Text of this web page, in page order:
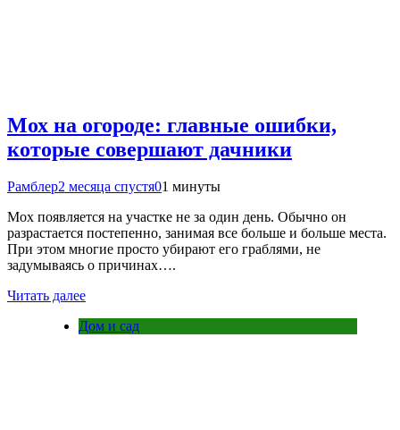
Мох на огороде: главные ошибки,
которые совершают дачники
Рамблер2 месяца спустя01 минуты
Мох появляется на участке не за один день. Обычно он
разрастается постепенно, занимая все больше и больше места.
При этом многие просто убирают его граблями, не
задумываясь о причинах….
Читать далее
Дом и сад